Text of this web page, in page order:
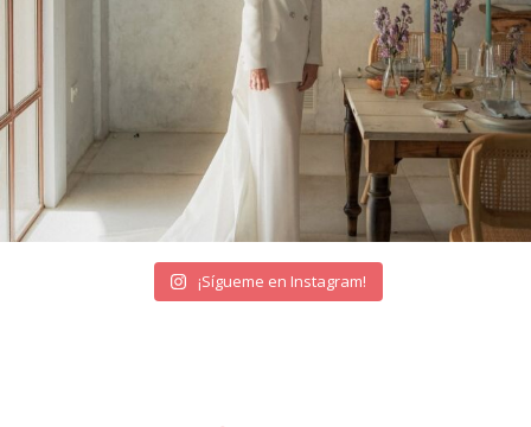
¡Sígueme en Instagram!